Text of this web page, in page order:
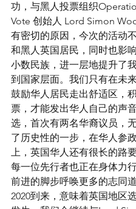
功，与黑人投票组织
Vote 创始人 Lord Simon
有密切的原因，今次的活动
和黑人英国居民，同时也影
小数民族，进一层地提升了
到国家层面。我们只有在未
鼓励华人居民走出舒适区，
票，才能发出华人自己的声
选，首次有两名华裔议员，
了历史性的一步，在华人参
上，英国华人还有很长的路
每一位先行者也正在身体力
前进的脚步呼唤更多的志同道
2020到来，意味着英国地区